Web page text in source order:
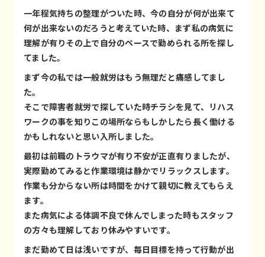
一年程気持ちの整理がついた時、今の自分が何が出来て
何が出来ないのだろうと考えていた時、まず私の病気に
理解が有りその上で自分のペースで勤められる所を探し
てました。
まず今の私では一般就労はもう無理だと痛感してまし
た。
そこで障害者就労で探していた時チラシを見て、リハス
ワークの事を知りこの場所ならもしかしたら長く働ける
かもしれないと思い入所しました。
最初は前職のトラウマが有り不安が正直有りましたが、
実際勤めてみると作業環境は静かでリラックスします。
作業も分からない所は時間をかけて親切に教えてもらえ
ます。
また病気による体調不良で休んでしまった時もスタッフ
の方々も理解しており休みやすいです。
まだ勤めて日は浅いですが、毎日目標を持って行動が出